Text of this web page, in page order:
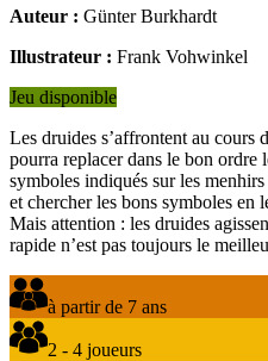
Auteur : Günter Burkhardt
Illustrateur : Frank Vohwinkel
Jeu disponible
Les druides s’affrontent au cours
pourra replacer dans le bon ordre
symboles indiqués sur les
et chercher les bons symboles en
Mais attention : les druides
rapide n’est pas toujours le
à partir de 7 ans
2 - 4 joueurs